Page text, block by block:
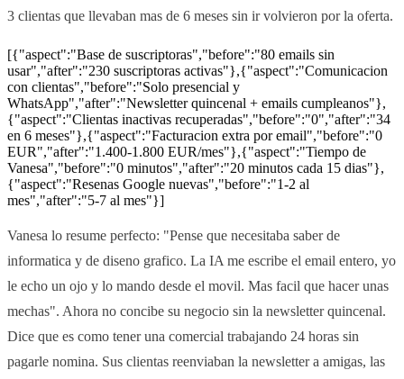
3 clientas que llevaban mas de 6 meses sin ir volvieron por la oferta.
[{"aspect":"Base de suscriptoras","before":"80 emails sin
usar","after":"230 suscriptoras activas"},{"aspect":"Comunicacion
con clientas","before":"Solo presencial y
WhatsApp","after":"Newsletter quincenal + emails cumpleanos"},
{"aspect":"Clientas inactivas recuperadas","before":"0","after":"34
en 6 meses"},{"aspect":"Facturacion extra por email","before":"0
EUR","after":"1.400-1.800 EUR/mes"},{"aspect":"Tiempo de
Vanesa","before":"0 minutos","after":"20 minutos cada 15 dias"},
{"aspect":"Resenas Google nuevas","before":"1-2 al
mes","after":"5-7 al mes"}]
Vanesa lo resume perfecto: "Pense que necesitaba saber de
informatica y de diseno grafico. La IA me escribe el email entero, yo
le echo un ojo y lo mando desde el movil. Mas facil que hacer unas
mechas". Ahora no concibe su negocio sin la newsletter quincenal.
Dice que es como tener una comercial trabajando 24 horas sin
pagarle nomina. Sus clientas reenviaban la newsletter a amigas, las